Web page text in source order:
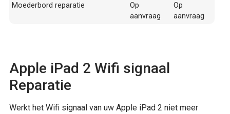
Moederbord reparatie
Op
aanvraag
Op
aanvraag
Apple iPad 2 Wifi signaal
Reparatie
Werkt het Wifi signaal van uw Apple iPad 2 niet meer